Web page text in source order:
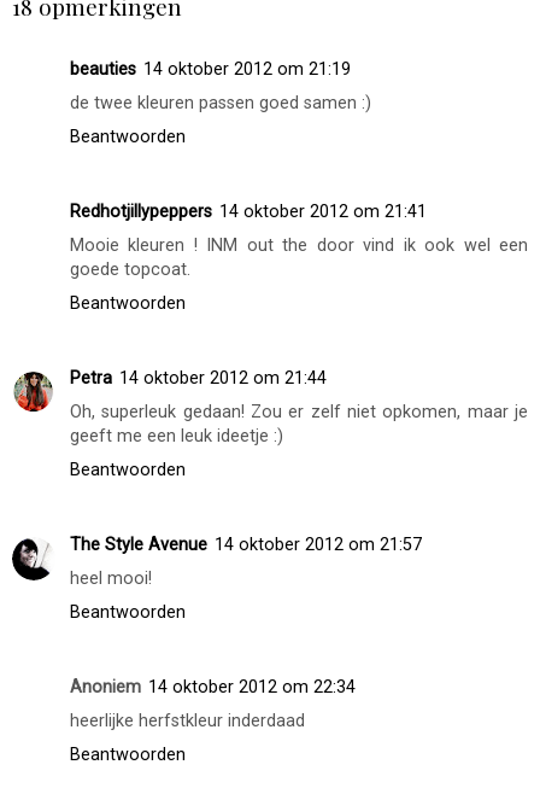
BEAUTYLOVES OPOKTOBER 14, 2012
DELEN
18 opmerkingen
beauties 14 oktober 2012 om 21:19
de twee kleuren passen goed samen :)
Redhotjillypeppers
14 oktober 2012 om 21:41
Mooie kleuren ! INM out the door vind ik ook wel een
goede topcoat.
Petra
14 oktober 2012 om 21:44
Oh, superleuk gedaan! Zou er zelf niet opkomen, maar je
geeft me een leuk ideetje :)
The Style Avenue 14 oktober 2012 om 21:57
heel mooi!